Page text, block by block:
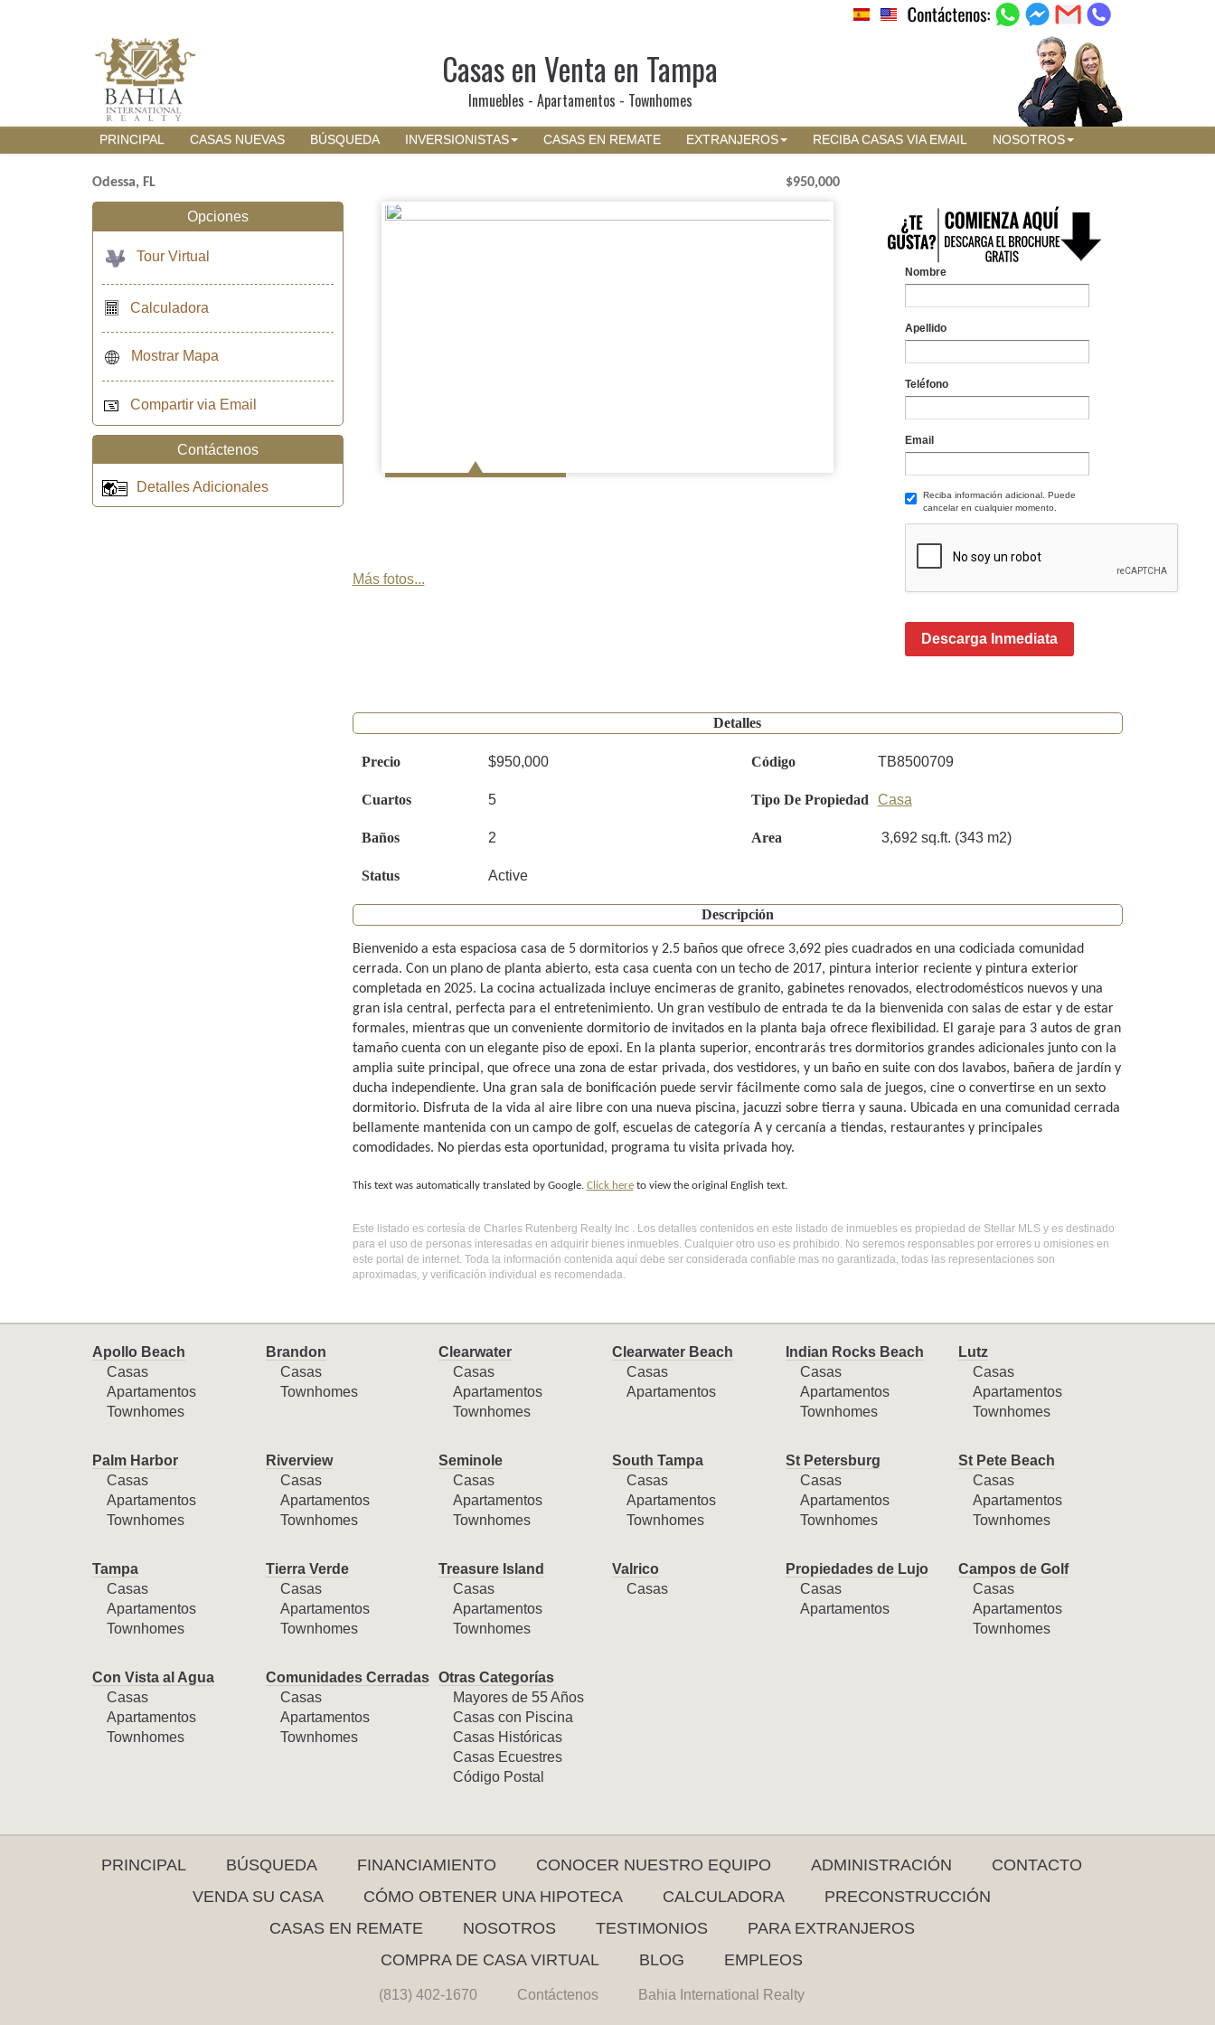
Casas en Venta en Tampa
Inmuebles - Apartamentos - Townhomes
PRINCIPAL CASAS NUEVAS BÚSQUEDA INVERSIONISTAS CASAS EN REMATE EXTRANJEROS RECIBA CASAS VIA EMAIL NOSOTROS
Odessa, FL $950,000
Más fotos...
Nombre
Apellido
Teléfono
Email
Reciba información adicional. Puede
cancelar en cualquier momento.
Descarga Inmediata
Detalles
Precio $950,000 Código TB8500709
Cuartos 5 Tipo De Propiedad Casa
Baños 2 Area 3,692 sq.ft. (343 m2)
Status Active
Descripción
Bienvenido a esta espaciosa casa de 5 dormitorios y 2.5 baños que ofrece 3,692 pies cuadrados en una codiciada comunidad
cerrada. Con un plano de planta abierto, esta casa cuenta con un techo de 2017, pintura interior reciente y pintura exterior
completada en 2025. La cocina actualizada incluye encimeras de granito, gabinetes renovados, electrodomésticos nuevos y una
gran isla central, perfecta para el entretenimiento. Un gran vestíbulo de entrada te da la bienvenida con salas de estar y de estar
formales, mientras que un conveniente dormitorio de invitados en la planta baja ofrece flexibilidad. El garaje para 3 autos de gran
tamaño cuenta con un elegante piso de epoxi. En la planta superior, encontrarás tres dormitorios grandes adicionales junto con la
amplia suite principal, que ofrece una zona de estar privada, dos vestidores, y un baño en suite con dos lavabos, bañera de jardín y
ducha independiente. Una gran sala de bonificación puede servir fácilmente como sala de juegos, cine o convertirse en un sexto
dormitorio. Disfruta de la vida al aire libre con una nueva piscina, jacuzzi sobre tierra y sauna. Ubicada en una comunidad cerrada
bellamente mantenida con un campo de golf, escuelas de categoría A y cercanía a tiendas, restaurantes y principales
comodidades. No pierdas esta oportunidad, programa tu visita privada hoy.
This text was automatically translated by Google. Click hereto view the original English text.
Este listado es cortesía de Charles Rutenberg Realty Inc . Los detalles contenidos en este listado de inmuebles es propiedad de Stellar MLS y es destinado
para el uso de personas interesadas en adquirir bienes inmuebles. Cualquier otro uso es prohibido. No seremos responsables por errores u omisiones en
este portal de internet. Toda la información contenida aquí debe ser considerada confiable mas no garantizada, todas las representaciones son
aproximadas, y verificación individual es recomendada.
Opciones
Tour Virtual
Calculadora
Mostrar Mapa
Compartir via Email
Contáctenos
Detalles Adicionales
Apollo Beach
Casas
Apartamentos
Townhomes
Brandon
Casas
Townhomes
Clearwater
Casas
Apartamentos
Townhomes
Clearwater Beach
Casas
Apartamentos
Indian Rocks Beach
Casas
Apartamentos
Townhomes
Lutz
Casas
Apartamentos
Townhomes
Palm Harbor
Casas
Apartamentos
Townhomes
Riverview
Casas
Apartamentos
Townhomes
Seminole
Casas
Apartamentos
Townhomes
South Tampa
Casas
Apartamentos
Townhomes
St Petersburg
Casas
Apartamentos
Townhomes
St Pete Beach
Casas
Apartamentos
Townhomes
Tampa
Casas
Apartamentos
Townhomes
Tierra Verde
Casas
Apartamentos
Townhomes
Treasure Island
Casas
Apartamentos
Townhomes
Valrico
Casas
Propiedades de Lujo
Casas
Apartamentos
Campos de Golf
Casas
Apartamentos
Townhomes
Con Vista al Agua
Casas
Apartamentos
Townhomes
Comunidades Cerradas
Casas
Apartamentos
Townhomes
Otras Categorías
Mayores de 55 Años
Casas con Piscina
Casas Históricas
Casas Ecuestres
Código Postal
PRINCIPAL BÚSQUEDA FINANCIAMIENTO CONOCER NUESTRO EQUIPO ADMINISTRACIÓN
CONTACTO
VENDA SU CASA
CÓMO OBTENER UNA HIPOTECA CALCULADORA
PRECONSTRUCCIÓN
CASAS EN REMATE
NOSOTROS TESTIMONIOS
PARA EXTRANJEROS
COMPRA DE CASA VIRTUAL
BLOG EMPLEOS
(813) 402-1670 Contáctenos Bahia International Realty